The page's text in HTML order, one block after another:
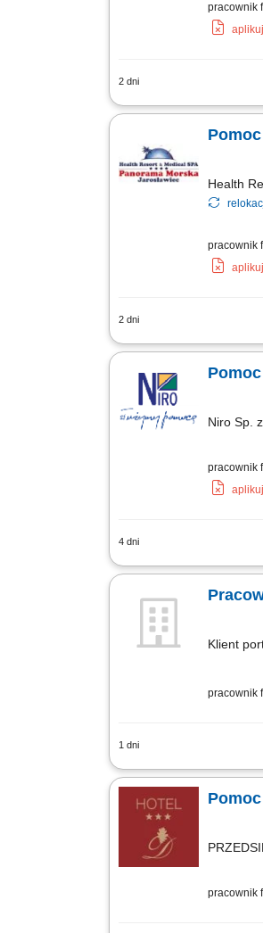
pracownik
2 dni
Zakres
Health
pracownik
2 dni
Zakres
Niro Sp.
pracownik
4 dni
Aktywne
Klient
pracownik
1 dni
Zmywanie
pracownik